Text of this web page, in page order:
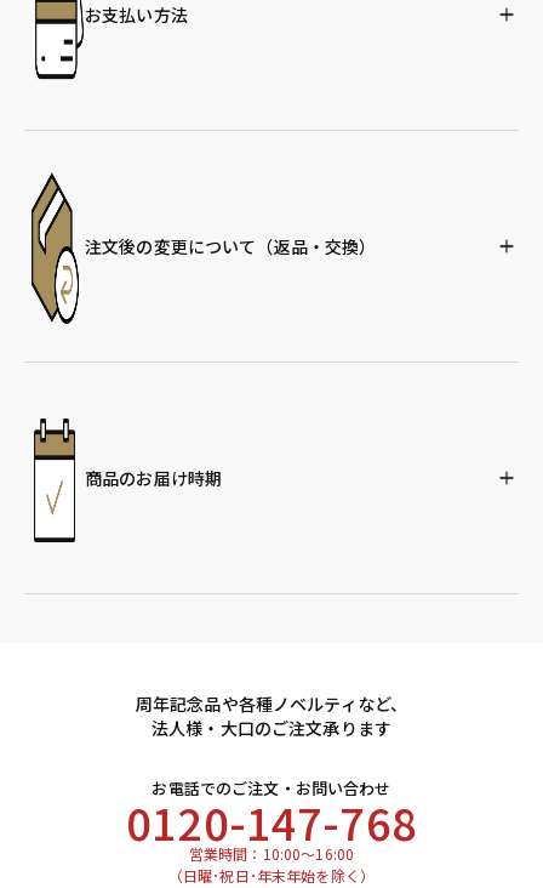
お支払い方法
注文後の変更について （返品・交換）
商品のお届け時期
周年記念品や各種ノベルティなど、
法人様・大口のご注文承ります
お電話でのご注文・お問い合わせ
0120-147-768
営業時間：10:00～16:00
（日曜･祝日･年末年始を除く）